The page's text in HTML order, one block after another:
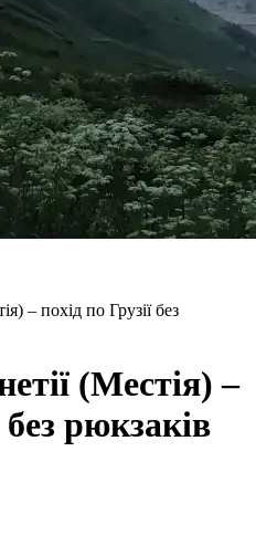
– похід по Грузії без
(Местія) –
без рюкзаків